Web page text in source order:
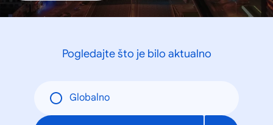
Pogledajte što je bilo aktualno
Globalno